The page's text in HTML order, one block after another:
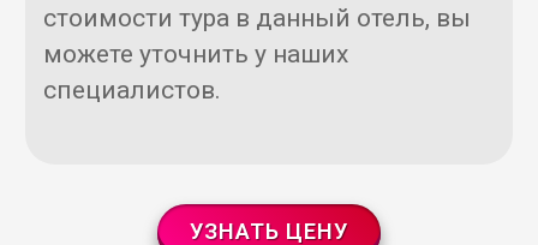
стоимости тура в данный отель, вы
можете уточнить у наших
специалистов.
УЗНАТЬ ЦЕНУ